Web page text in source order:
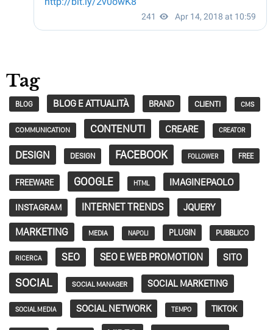
Tag
BLOG BLOG E ATTUALITÀ BRAND CLIENTI CMS
COMMUNICATION CONTENUTI CREARE CREATOR
DESIGN DESIGN FACEBOOK FOLLOWER FREE
FREEWARE GOOGLE HTML IMAGINEPAOLO
INSTAGRAM INTERNET TRENDS JQUERY
MARKETING MEDIA NAPOLI PLUGIN PUBBLICO
RICERCA SEO SEO E WEB PROMOTION SITO
SOCIAL SOCIAL MANAGER SOCIAL MARKETING
SOCIAL MEDIA SOCIAL NETWORK TEMPO TIKTOK